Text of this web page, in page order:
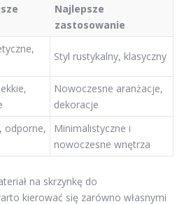
Najlepsze
zastosowanie
Styl rustykalny, klasyczny
Nowoczesne aranżacje,
dekoracje
odporne,
Minimalistyczne i
nowoczesne wnętrza
na skrzynkę do
kierować się zarówno własnymi